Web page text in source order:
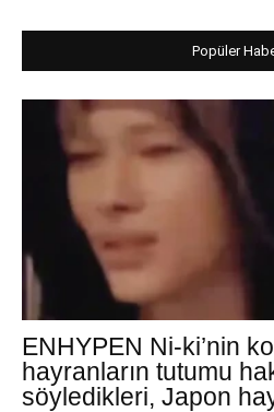
Popüler
ENHYPEN Ni-ki’nin
hayranların tutumu
söyledikleri, Japon